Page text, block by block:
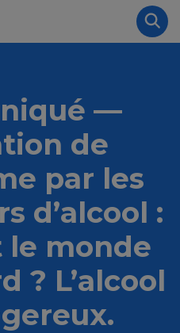
—
de
par les
d’alcool :
le monde
? L’alcool